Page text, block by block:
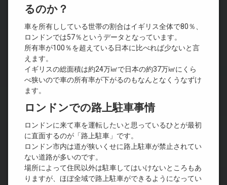
るのか？
車を所有ししている世帯の割合はイギリス全体で80％、
ロンドンでは57％というデータとなっています。
所有率が100％を超えている日本に比べれば少ないと言
えます。
イギリスの総面積は約24万㎢で日本の約37万㎢にくら
べ狭いので車の所有率が下がるのもなんとなくうなずけ
ます。
ロンドンでの路上駐車事情
ロンドンに来て車を運転したいと思っているひとが最初
に直面するのが「路上駐車」です。
ロンドン市内は道が狭いくせに路上駐車が禁止されてい
ない道路が多いのです。
場所によって住民以外は駐車してはいけないところもあ
りますが、ほぼ全域で路上駐車ができるようになってい